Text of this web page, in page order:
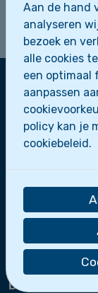
Kom gezellig
een fijne
Zeepaardjes
Zeerobben
Dolfijnen
Scheepsmakkers
Zeeverkenners
Loodsen
De zeescouts
Aan de hand
analyseren
bezoek en
alle cookies
een optimaal
aanpassen
policy kan je
cookiebeleid.